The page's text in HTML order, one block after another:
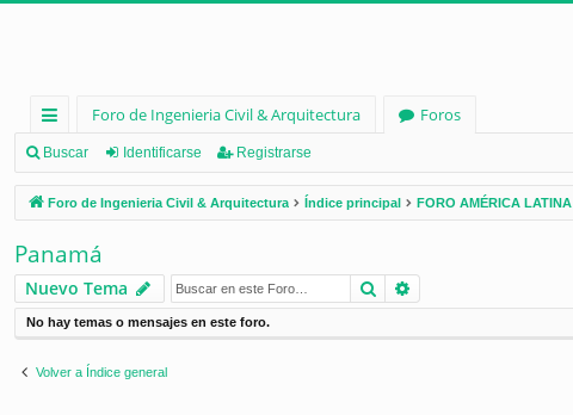
nl
ac
es
rá
pi
d
os
Foro de Ingenieria Civil & Arquitectura
Foros
Buscar Identificarse Registrarse
Foro de Ingenieria Civil & Arquitectura Índice principal FORO AMÉRICA LATINA
Panamá
Nuevo Tema Buscar
No hay temas o mensajes en este foro.
Volver a Índice general